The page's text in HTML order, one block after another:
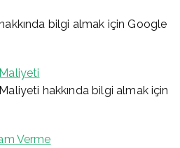
bilgi almak için Google
hakkında bilgi almak için
Verme